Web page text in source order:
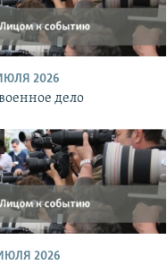
2026
дело
2026